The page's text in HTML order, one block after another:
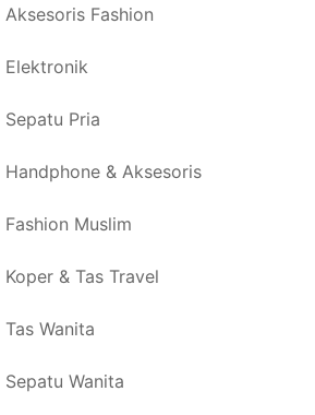
Aksesoris Fashion
Elektronik
Sepatu Pria
Handphone & Aksesoris
Fashion Muslim
Koper & Tas Travel
Tas Wanita
Sepatu Wanita